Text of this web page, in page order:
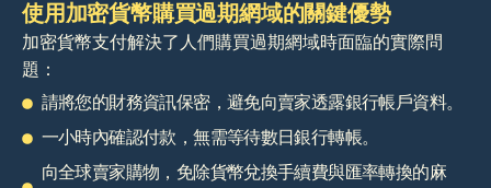
使用加密貨幣購買過期網域的關鍵優勢
加密貨幣支付解決了人們購買過期網域時面臨的實際問
題：
請將您的財務資訊保密，避免向賣家透露銀行帳戶資料。
一小時內確認付款，無需等待數日銀行轉帳。
向全球賣家購物，免除貨幣兌換手續費與匯率轉換的麻